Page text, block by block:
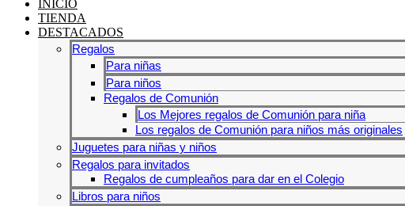
INICIO
TIENDA
DESTACADOS
Regalos
Para niñas
Para niños
Regalos de Comunión
Los Mejores regalos de Comunión para niña
Los regalos de Comunión para niños más originales
Juguetes para niñas y niños
Regalos para invitados
Regalos de cumpleaños para dar en el Colegio
Libros para niños